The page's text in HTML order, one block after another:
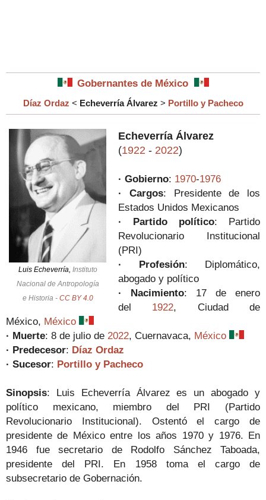
Gobernantes de México
Díaz Ordaz < Echeverría Álvarez > Portillo y Pacheco
Luis Echeverría, Instituto
Nacional de Antropología
e Historia - CC BY 4.0
Echeverría Álvarez
(1922 - 2022)
· Gobierno: 1970-1976
· Cargos: Presidente de los
Estados Unidos Mexicanos
· Partido político: Partido
Revolucionario Institucional
(PRI)
· Profesión: Diplomático,
abogado y político
· Nacimiento: 17 de enero
del 1922, Ciudad de
México, México
· Muerte: 8 de julio de 2022, Cuernavaca, México
· Predecesor: Díaz Ordaz
· Sucesor: Portillo y Pacheco
Sinopsis: Luis Echeverría Álvarez es un abogado y
político mexicano, miembro del PRI (Partido
Revolucionario Institucional). Ostentó el cargo de
presidente de México entre los años 1970 y 1976. En
1946 fue secretario de Rodolfo Sánchez Taboada,
presidente del PRI. En 1958 toma el cargo de
subsecretario de Gobernación.